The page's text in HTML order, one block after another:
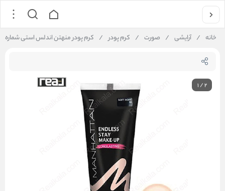
خانه / آرایشی / صورت / کرم پودر / کرم پودر منهتن اندلس استی شماره 58 Manhattan Endless Stay
1/2